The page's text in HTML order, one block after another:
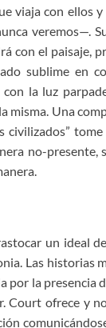
viaja con ellos
veremos—.
con el paisaje,
sublime en
la luz
misma. Una
civilizados”
no-
un ideal
Las historias
por la presencia
Court ofrece y